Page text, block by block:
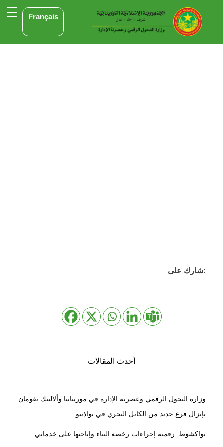
Français
شارك على:
أحدث المقالات
وزارة التحول الرقمي وعصرنة الإدارة في موريتانيا وألالينك تقومان
بإنزال فرع جديد من الكابل البحري في نواذيبو
نواكشوط: رقمنة إجراءات رخصة البناء وإتاحتها على خدماتي